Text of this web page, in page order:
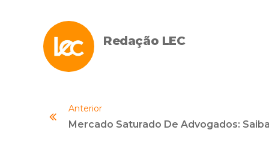
Redação LEC
Anterior